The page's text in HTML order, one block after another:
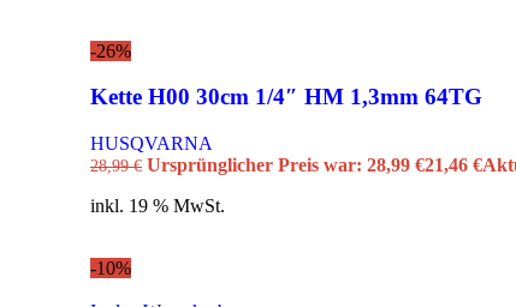
Accessoires
G&F – NOOR
Zweite Chance
Gutscheine
Marken
STIHL CashBack – Aktionen
-26%
Kette H00 30cm 1/4″ HM 1,3mm 64TG
HUSQVARNA
28,99€ Ursprünglicher Preis war: 28,99 €21,46 €
inkl. 19 % MwSt.
-10%